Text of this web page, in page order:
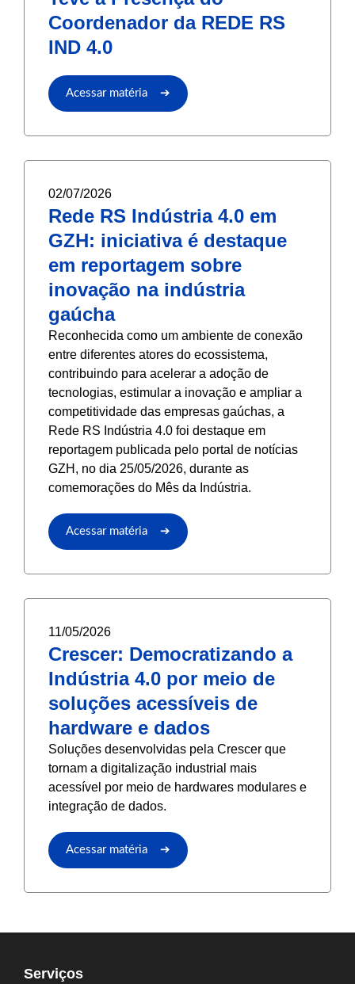
Coordenador da REDE RS
IND 4.0
Acessar matéria ➔
02/07/2026
Rede RS Indústria 4.0 em
GZH: iniciativa é destaque
em reportagem sobre
inovação na indústria
gaúcha
Reconhecida como um ambiente de conexão
entre diferentes atores do ecossistema,
contribuindo para acelerar a adoção de
tecnologias, estimular a inovação e ampliar a
competitividade das empresas gaúchas, a
Rede RS Indústria 4.0 foi destaque em
reportagem publicada pelo portal de notícias
GZH, no dia 25/05/2026, durante as
comemorações do Mês da Indústria.
Acessar matéria ➔
11/05/2026
Crescer: Democratizando a
Indústria 4.0 por meio de
soluções acessíveis de
hardware e dados
Soluções desenvolvidas pela Crescer que
tornam a digitalização industrial mais
acessível por meio de hardwares modulares e
integração de dados.
Acessar matéria ➔
Serviços